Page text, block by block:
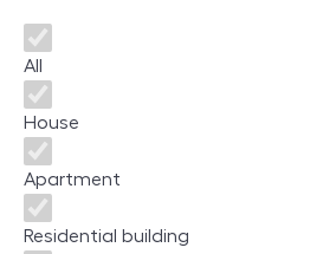
Property type
All
House
Apartment
Residential building